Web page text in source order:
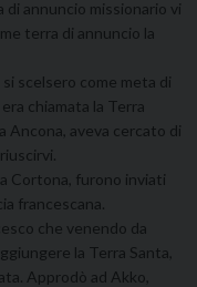
di annuncio missionario vi
terra di annuncio la
scelsero come meta di
chiamata la Terra
Ancona, aveva cercato di
Cortona, furono inviati
francescana.
che venendo da
la Terra Santa,
Approdò ad Akko,